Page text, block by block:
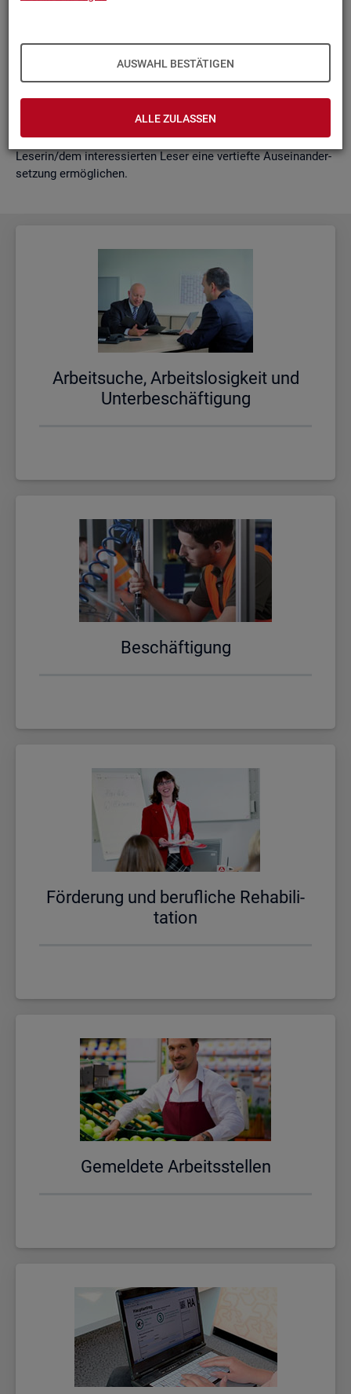
AUSWAHL BESTÄTIGEN
ALLE ZULASSEN
sam­men­ge­fasst. Damit ent­steht ein klei­nes Nach­schla­ge­
werk zu zen­tra­len Be­grif­fen und Fra­ge­stel­lun­gen der Ar­beits­
markt- und Grund­si­che­rungs­sta­tis­tik. Dabei wer­den diese Be­
grif­fe in kur­zer Form er­klärt und immer auch mit wei­ter­füh­
ren­den In­for­ma­ti­ons­quel­len ver­bun­den, die der in­ter­es­sier­ten
Le­se­rin/dem in­ter­es­sier­ten Leser eine ver­tief­te Aus­ein­an­der­
set­zung er­mög­li­chen.
Ar­beit­su­che, Ar­beits­lo­sig­keit und
Un­ter­be­schäf­ti­gung
Be­schäf­ti­gung
För­de­rung und be­ruf­li­che Re­ha­bi­li­
ta­ti­on
Ge­mel­de­te Ar­beits­stel­len